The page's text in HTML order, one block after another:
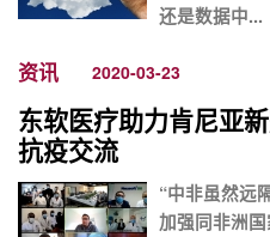
还是数据中...
资讯 2020-03-23
东软医疗助力肯尼亚
抗疫交流
“中非虽然远
加强同非洲